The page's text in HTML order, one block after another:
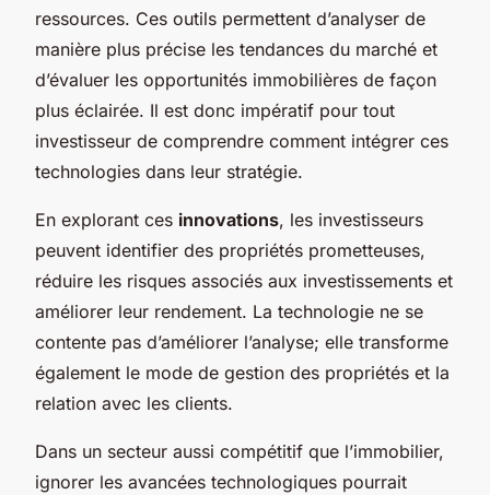
ressources. Ces outils permettent d’analyser de
manière plus précise les tendances du marché et
d’évaluer les opportunités immobilières de façon
plus éclairée. Il est donc impératif pour tout
investisseur de comprendre comment intégrer ces
technologies dans leur stratégie.
En explorant ces innovations, les investisseurs
peuvent identifier des propriétés prometteuses,
réduire les risques associés aux investissements et
améliorer leur rendement. La technologie ne se
contente pas d’améliorer l’analyse; elle transforme
également le mode de gestion des propriétés et la
relation avec les clients.
Dans un secteur aussi compétitif que l’immobilier,
ignorer les avancées technologiques pourrait